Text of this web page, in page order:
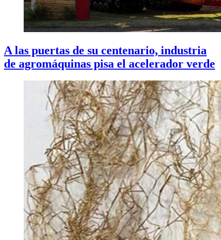
A las puertas de su centenario, industria
de agromáquinas pisa el acelerador verde